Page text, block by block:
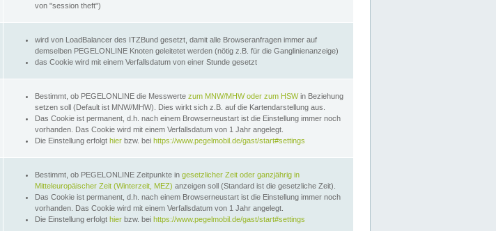
von "session theft")
wird von LoadBalancer des ITZBund gesetzt, damit alle Browseranfragen immer auf
demselben PEGELONLINE Knoten geleitetet werden (nötig z.B. für die Ganglinienanzeige)
das Cookie wird mit einem Verfallsdatum von einer Stunde gesetzt
Bestimmt, ob PEGELONLINE die Messwerte zum MNW/MHW oder zum HSWin Beziehung
setzen soll (Default ist MNW/MHW). Dies wirkt sich z.B. auf die Kartendarstellung aus.
Das Cookie ist permanent, d.h. nach einem Browserneustart ist die Einstellung immer noch
vorhanden. Das Cookie wird mit einem Verfallsdatum von 1 Jahr angelegt.
Die Einstellung erfolgt hier bzw. bei https://www.pegelmobil.de/gast/start#settings
Bestimmt, ob PEGELONLINE Zeitpunkte in gesetzlicher Zeit oder ganzjährig in
Mitteleuropäischer Zeit (Winterzeit, MEZ) anzeigen soll (Standard ist die gesetzliche Zeit).
Das Cookie ist permanent, d.h. nach einem Browserneustart ist die Einstellung immer noch
vorhanden. Das Cookie wird mit einem Verfallsdatum von 1 Jahr angelegt.
Die Einstellung erfolgt hier bzw. bei https://www.pegelmobil.de/gast/start#settings